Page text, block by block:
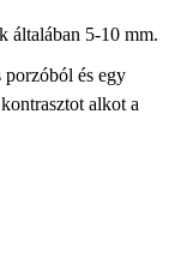
általában 5-10 mm.
és egy
alkot a